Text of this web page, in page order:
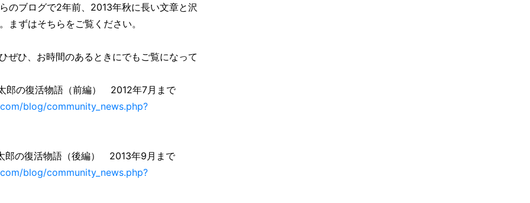
のブログで2年前、2013年秋に長い文章と沢
まずはそちらをご覧ください。
ひ、お時間のあるときにでもご覧になって
の復活物語（前編） 2012年7月まで
blog/community_news.php?
の復活物語（後編） 2013年9月まで
blog/community_news.php?